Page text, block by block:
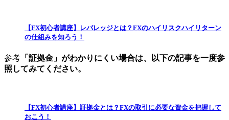
【FX初心者講座】レバレッジとは？FXのハイリスクハイリターン
の仕組みを知ろう！
参考 「証拠金」がわかりにくい場合は、以下の記事を一度参
照してみてください。
【FX初心者講座】証拠金とは？FXの取引に必要な資金を把握して
おこう！